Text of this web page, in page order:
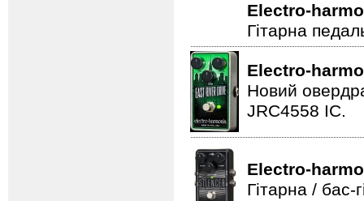
Electro-
Гітарна
Electro-
Новий
JRC4558 IC.
Electro-
Гітарна /